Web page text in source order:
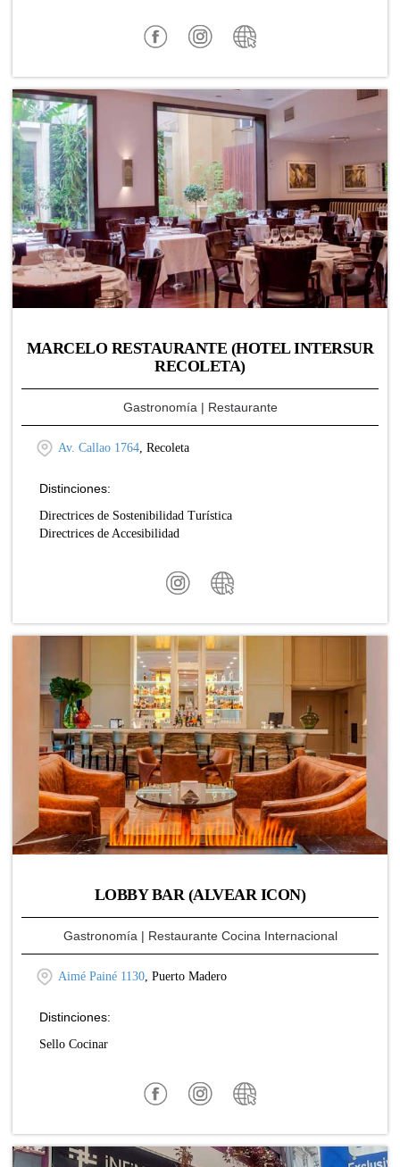
MARCELO RESTAURANTE (HOTEL INTERSUR
RECOLETA)
Gastronomía | Restaurante
Av. Callao 1764, Recoleta
Distinciones:
Directrices de Sostenibilidad Turística
Directrices de Accesibilidad
LOBBY BAR (ALVEAR ICON)
Gastronomía | Restaurante Cocina Internacional
Aimé Painé 1130 , Puerto Madero
Distinciones:
Sello Cocinar